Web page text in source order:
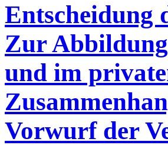
Entscheidung
Zur
und im
Vorwurf der